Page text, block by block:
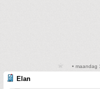
• maandag
Elan